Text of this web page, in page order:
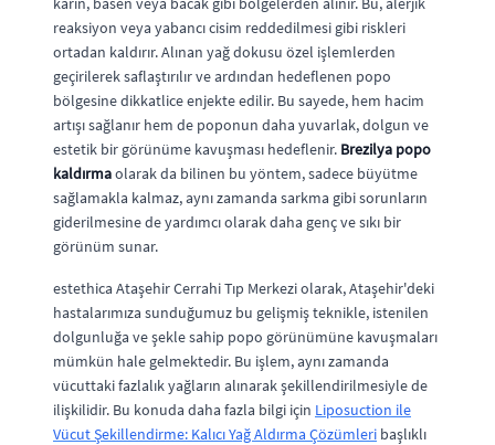
reaksiyon veya yabancı cisim reddedilmesi gibi riskleri
ortadan kaldırır. Alınan yağ dokusu özel işlemlerden
geçirilerek saflaştırılır ve ardından hedeflenen popo
bölgesine dikkatlice enjekte edilir. Bu sayede, hem hacim
artışı sağlanır hem de poponun daha yuvarlak, dolgun ve
estetik bir görünüme kavuşması hedeflenir. Brezilya popo
kaldırmaolarak da bilinen bu yöntem, sadece büyütme
sağlamakla kalmaz, aynı zamanda sarkma gibi sorunların
giderilmesine de yardımcı olarak daha genç ve sıkı bir
görünüm sunar.
estethica Ataşehir Cerrahi Tıp Merkezi olarak, Ataşehir'deki
hastalarımıza sunduğumuz bu gelişmiş teknikle, istenilen
dolgunluğa ve şekle sahip popo görünümüne kavuşmaları
mümkün hale gelmektedir. Bu işlem, aynı zamanda
vücuttaki fazlalık yağların alınarak şekillendirilmesiyle de
ilişkilidir. Bu konuda daha fazla bilgi için Liposuction ile
Vücut Şekillendirme: Kalıcı Yağ Aldırma Çözümleri başlıklı